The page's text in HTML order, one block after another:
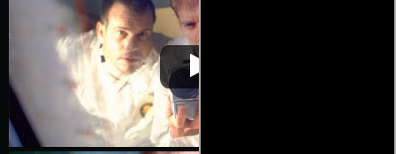
Apolo 13Video de la película Apolo 13